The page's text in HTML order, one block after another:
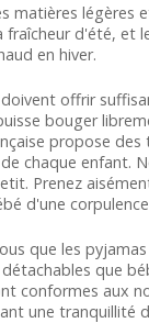
matières légères
d'été, et
en hiver.
offrir
bouger
propose des
chaque enfant.
Prenez
d'une
que les
que
conformes aux
une tranquillité